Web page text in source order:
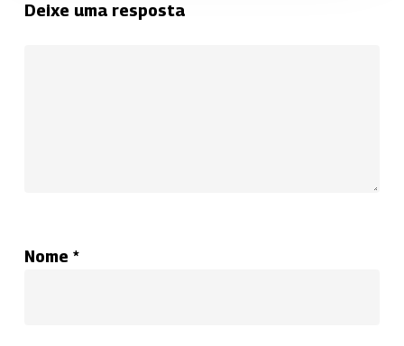
Deixe uma resposta
Nome *